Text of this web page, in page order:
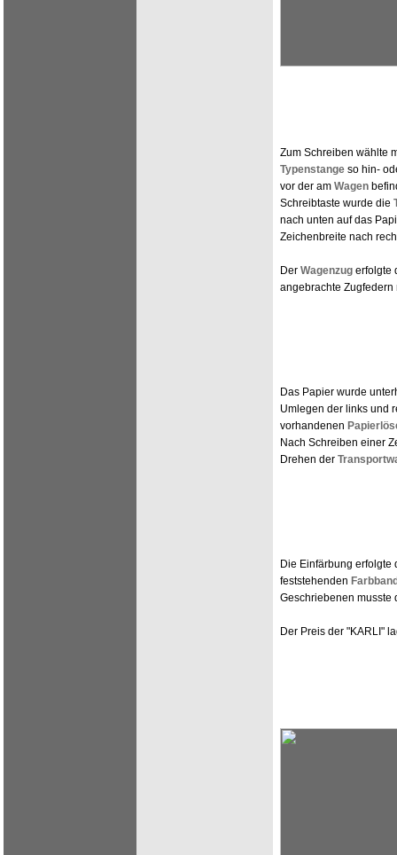
Zum Schreiben wählte
Typenstange so hin-
vor der am Wagen
Schreibtaste wurde die
nach unten auf das
Zeichenbreite nach
Der Wagenzug erfolgte
angebrachte
Das Papier wurde
Umlegen der links und
vorhandenen
Nach Schreiben einer
Drehen der
Die Einfärbung
feststehenden
Geschriebenen
Der Preis der "KARLI"